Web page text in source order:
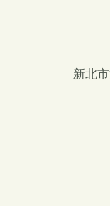
新北